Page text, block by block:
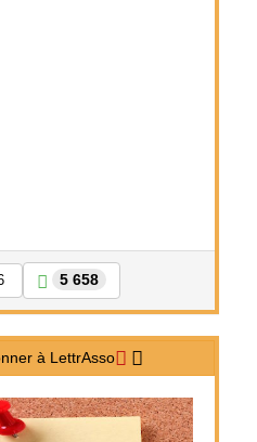
5 658
à LettrAsso